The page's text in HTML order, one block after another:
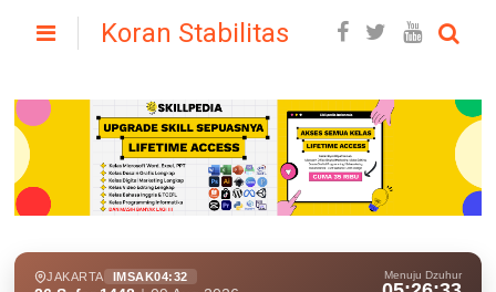
Koran Stabilitas
JAKARTA IMSAK04:32 Menuju Dzuhur